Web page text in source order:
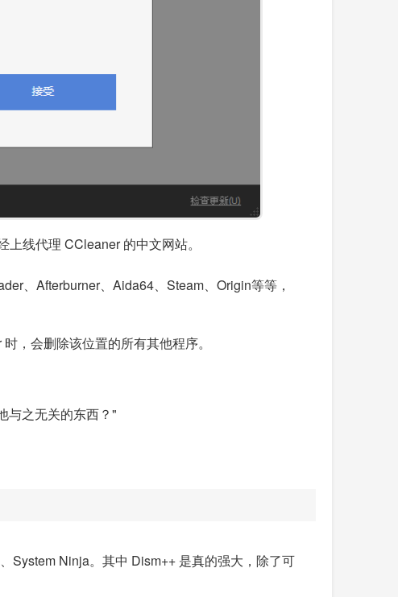
线代理 CCleaner 的中文网站。
、Afterburner、Aida64、Steam、Origin等等，
，会删除该位置的所有其他程序。
与之无关的东西？"
System Ninja。其中 Dism++ 是真的强大，除了可